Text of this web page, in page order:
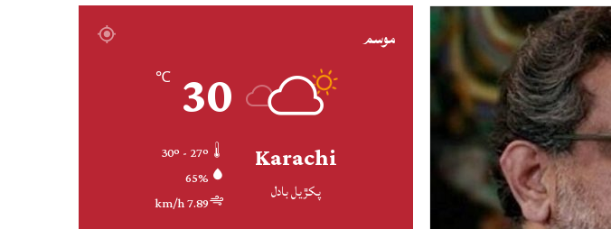
موسم
Karachi
پکڙيل بادل
30
℃
65%
7.89 km/h